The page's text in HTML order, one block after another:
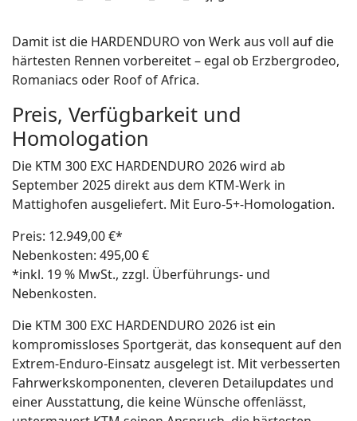
Damit ist die HARDENDURO von Werk aus voll auf die
härtesten Rennen vorbereitet – egal ob Erzbergrodeo,
Romaniacs oder Roof of Africa.
Preis, Verfügbarkeit und
Homologation
Die KTM 300 EXC HARDENDURO 2026 wird ab
September 2025 direkt aus dem KTM-Werk in
Mattighofen ausgeliefert. Mit Euro-5+-Homologation.
Preis: 12.949,00 €*
Nebenkosten: 495,00 €
*inkl. 19 % MwSt., zzgl. Überführungs- und
Nebenkosten.
Die KTM 300 EXC HARDENDURO 2026 ist ein
kompromissloses Sportgerät, das konsequent auf den
Extrem-Enduro-Einsatz ausgelegt ist. Mit verbesserten
Fahrwerkskomponenten, cleveren Detailupdates und
einer Ausstattung, die keine Wünsche offenlässt,